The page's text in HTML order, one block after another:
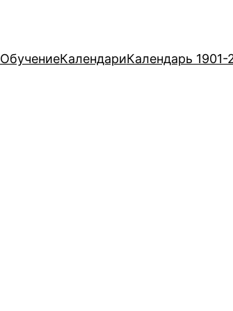
ОбучениеКалендариКалендарь 1901-